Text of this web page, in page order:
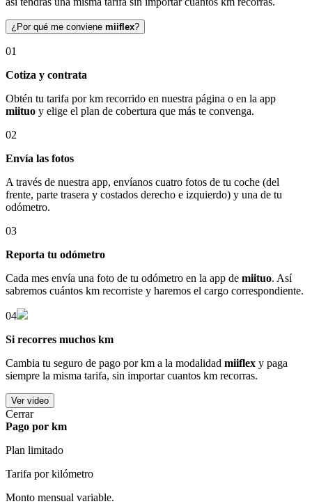
¿Por qué me conviene miiflex?
01
Cotiza y contrata
Obtén tu tarifa por km recorrido en nuestra página o en la app
miituo y elige el plan de cobertura que más te convenga.
02
Envía las fotos
A través de nuestra app, envíanos cuatro fotos de tu coche (del
frente, parte trasera y costados derecho e izquierdo) y una de tu
odómetro.
03
Reporta tu odómetro
Cada mes envía una foto de tu odómetro en la app de miituo. Así
sabremos cuántos km recorriste y haremos el cargo correspondiente.
04
Si recorres muchos km
Cambia tu seguro de pago por km a la modalidad miiflex y paga
siempre la misma tarifa, sin importar cuantos km recorras.
Ver video
Cerrar
Pago por km
Plan limitado
Tarifa por kilómetro
Monto mensual variable.